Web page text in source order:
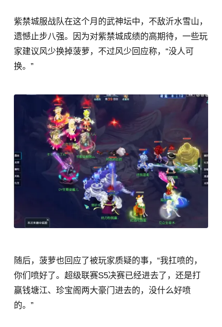
紫禁城服战队在这个月的武神坛中，不敌沂水雪山，
遗憾止步八强。因为对紫禁城成绩的高期待，一些玩
家建议风少换掉菠萝，不过风少回应称，“没人可
换。”
随后，菠萝也回应了被玩家质疑的事，“我扛喷的，
你们喷好了。超级联赛S5决赛已经进去了，还是打
赢钱塘江、珍宝阁两大豪门进去的，没什么好喷
的。”